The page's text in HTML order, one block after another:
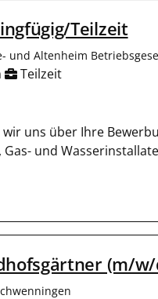
Teilzeit
und Altenheim
Teilzeit
uns über Ihre
Gas- und
(m/